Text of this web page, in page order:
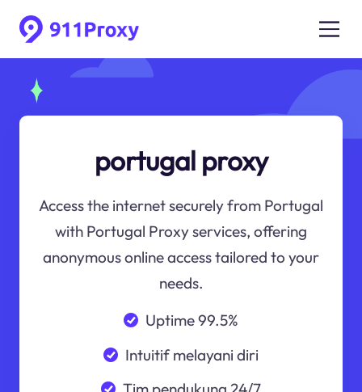
portugal proxy
Access the internet securely from Portugal
with Portugal Proxy services, offering
anonymous online access tailored to your
needs.
Uptime 99.5%
Intuitif melayani diri